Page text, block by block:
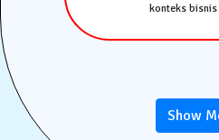
konteks bisnis
Show